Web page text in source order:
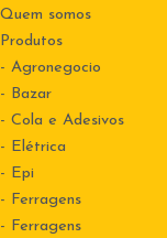
Quem somos
Produtos
- Agronegocio
- Bazar
- Cola e Adesivos
- Elétrica
- Epi
- Ferragens
- Ferragens